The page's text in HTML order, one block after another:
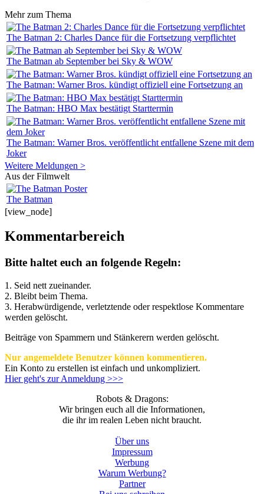
Mehr zum Thema
The Batman 2: Charles Dance für die Fortsetzung verpflichtet
The Batman ab September bei Sky & WOW
The Batman: Warner Bros. kündigt offiziell eine Fortsetzung an
The Batman: HBO Max bestätigt Starttermin
The Batman: Warner Bros. veröffentlicht entfallene Szene mit dem
Joker
Weitere Meldungen >
Aus der Filmwelt
The Batman
[view_node]
Kommentarbereich
Bitte haltet euch an folgende Regeln:
1. Seid nett zueinander.
2. Bleibt beim Thema.
3. Herabwürdigende, verletztende oder respektlose Kommentare
werden gelöscht.
Beiträge von Spammern und Stänkerern werden gelöscht.
Nur angemeldete Benutzer können kommentieren.
Ein Konto zu erstellen ist einfach und unkompliziert.
Hier geht's zur Anmeldung >>>
Robots & Dragons:
Wir bringen euch all die Informationen,
die ihr im realen Leben nicht braucht.
Über uns
Impressum
Werbung
Warum Werbung?
Partner